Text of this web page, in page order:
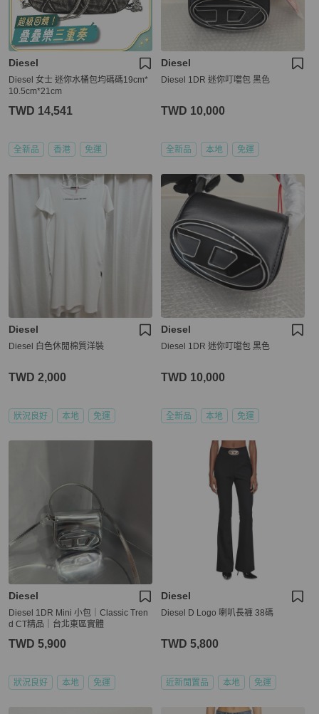
Diesel
Diesel 女士 迷你水桶包均碼碼19cm*
10.5cm*21cm
TWD 14,541
全新品 香港 免運
Diesel
Diesel 1DR 迷你叮噹包 黑色
TWD 10,000
全新品 本地 免運
Diesel
Diesel 白色休閒棉質洋裝
TWD 2,000
狀況良好 本地 免運
Diesel
Diesel 1DR 迷你叮噹包 黑色
TWD 10,000
全新品 本地 免運
Diesel
Diesel 1DR Mini 小包｜Classic Tren
d CT精品｜台北東區實體
TWD 5,900
狀況良好 本地 免運
Diesel
Diesel D Logo 喇叭長褲 38碼
TWD 5,800
近新閒置品 本地 免運